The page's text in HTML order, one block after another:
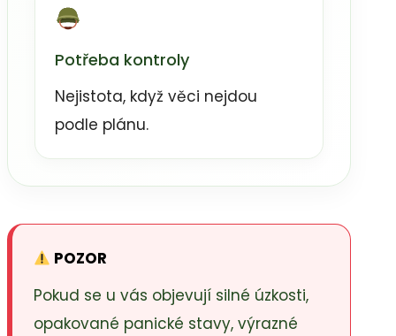
Potřeba kontroly
Nejistota, když věci nejdou
podle plánu.
POZOR
Pokud se u vás objevují silné úzkosti,
opakované panické stavy, výrazné